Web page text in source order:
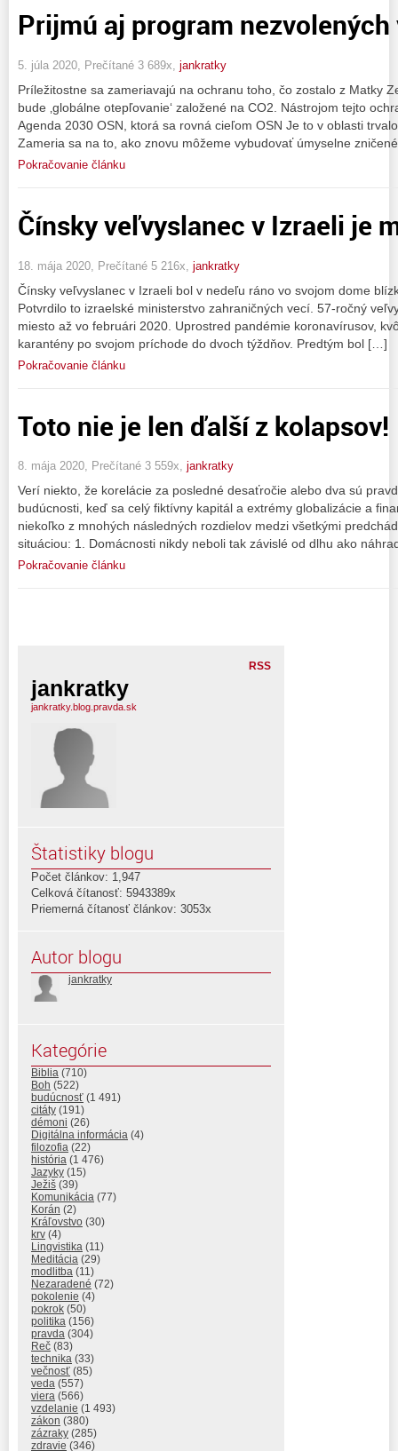
Prijmú aj program nezvolených
5. júla 2020, Prečítané 3 689x, jankratky
Príležitostne sa zameriavajú na ochranu toho, čo zostalo z Matky
bude ‚globálne otepľovanie‘ založené na CO2. Nástrojom tejto
Agenda 2030 OSN, ktorá sa rovná cieľom OSN Je to v oblasti
Zameria sa na to, ako znovu môžeme vybudovať úmyselne
Pokračovanie článku
Čínsky veľvyslanec v Izraeli je
18. mája 2020, Prečítané 5 216x, jankratky
Čínsky veľvyslanec v Izraeli bol v nedeľu ráno vo svojom dome
Potvrdilo to izraelské ministerstvo zahraničných vecí. 57-ročný
miesto až vo februári 2020. Uprostred pandémie koronavírusov,
karantény po svojom príchode do dvoch týždňov. Predtým bol […]
Pokračovanie článku
Toto nie je len ďalší z kolapsov!
8. mája 2020, Prečítané 3 559x, jankratky
Verí niekto, že korelácie za posledné desaťročie alebo dva sú
budúcnosti, keď sa celý fiktívny kapitál a extrémy globalizácie a
niekoľko z mnohých následných rozdielov medzi všetkými
situáciou: 1. Domácnosti nikdy neboli tak závislé od dlhu ako
Pokračovanie článku
RSS
jankratky
jankratky.blog.pravda.sk
Štatistiky blogu
Počet článkov: 1,947
Celková čítanosť: 5943389x
Priemerná čítanosť článkov: 3053x
Autor blogu
jankratky
Kategórie
Biblia (710)
Boh (522)
budúcnosť (1 491)
citáty (191)
démoni (26)
Digitálna informácia (4)
filozofia (22)
história (1 476)
Jazyky (15)
Ježiš (39)
Komunikácia (77)
Korán (2)
Kráľovstvo (30)
krv (4)
Lingvistika (11)
Meditácia (29)
modlitba (11)
Nezaradené (72)
pokolenie (4)
pokrok (50)
politika (156)
pravda (304)
Reč (83)
technika (33)
večnosť (85)
veda (557)
viera (566)
vzdelanie (1 493)
zákon (380)
zázraky (285)
zdravie (346)